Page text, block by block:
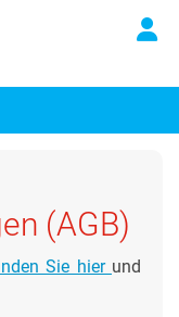
(AGB)
Sie hier und